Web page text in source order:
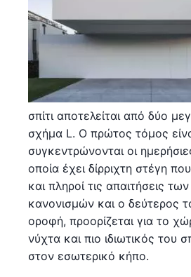
σπίτι αποτελείται από δύο
σχήμα L. Ο πρώτος τόμος
συγκεντρώνονται οι
οποία έχει δίρριχτη στέγη
και πληροί τις απαιτήσεις
κανονισμών και ο δεύτερος
οροφή, προορίζεται για το
νύχτα και πιο ιδιωτικός του
στον εσωτερικό κήπο.